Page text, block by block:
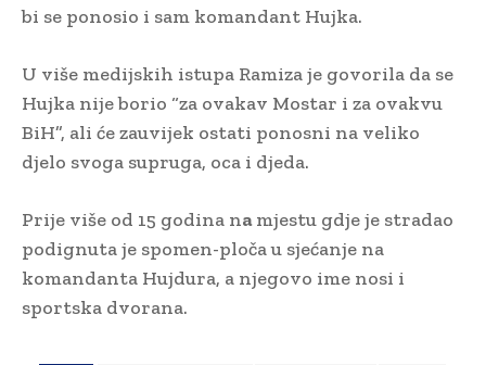
bi se ponosio i sam komandant Hujka.
U više medijskih istupa Ramiza je govorila da se
Hujka nije borio “za ovakav Mostar i za ovakvu
BiH”, ali će zauvijek ostati ponosni na veliko
djelo svoga supruga, oca i djeda.
Prije više od 15 godina namjestu gdje je stradao
podignuta je spomen-ploča u sjećanje na
komandanta Hujdura, a njegovo ime nosi i
sportska dvorana.